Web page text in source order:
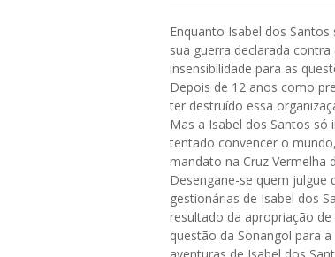
Enquanto Isabel dos
sua guerra declarada
insensibilidade para as
Depois de 12 anos como
ter destruído essa
Mas a Isabel dos Santos
tentado convencer o
mandato na Cruz Vermelha
Desengane-se quem julgue
gestionárias de Isabel dos
resultado da apropriação
questão da Sonangol para